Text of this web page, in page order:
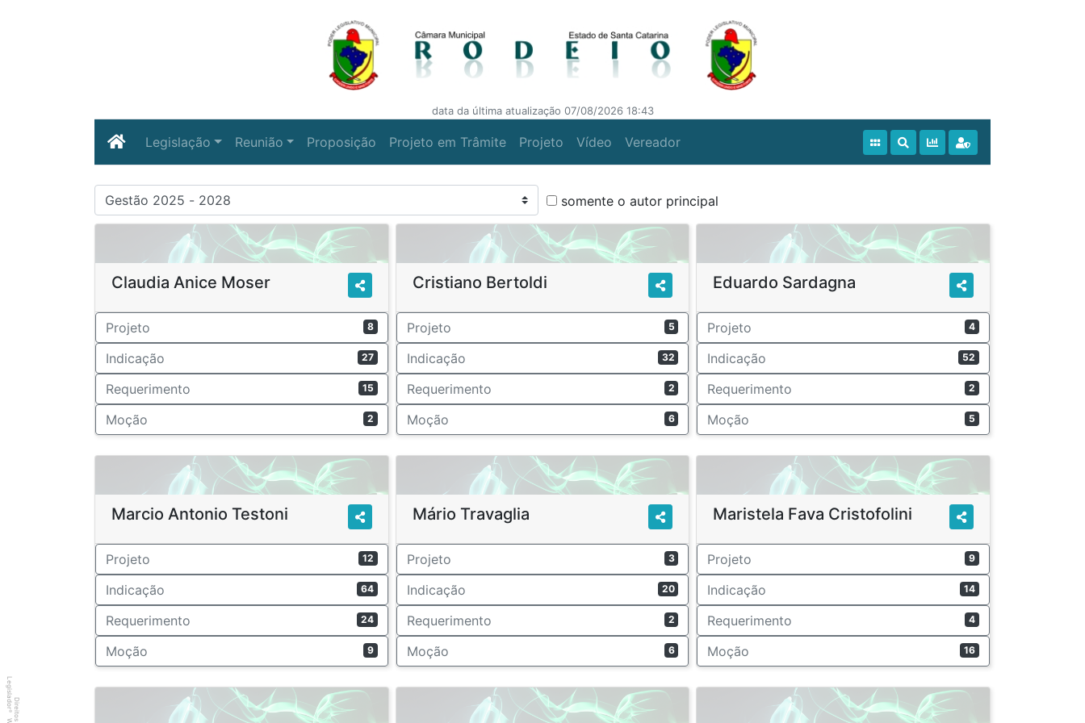
data da última atualização 07/08/2026 18:43
Legislação Reunião Proposição Projeto em Trâmite Projeto Vídeo Vereador
somente o autor principal
Claudia Anice Moser
Projeto 8
Indicação 27
Requerimento 15
Moção 2
Cristiano Bertoldi
Projeto 5
Indicação 32
Requerimento 2
Moção 6
Eduardo Sardagna
Projeto 4
Indicação 52
Requerimento 2
Moção 5
Marcio Antonio Testoni
Projeto 12
Indicação 64
Requerimento 24
Moção 9
Mário Travaglia
Projeto 3
Indicação 20
Requerimento 2
Moção 6
Maristela Fava Cristofolini
Projeto 9
Indicação 14
Requerimento 4
Moção 16
Legislador
®